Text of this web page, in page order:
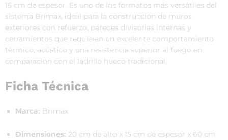
15 cm de espesor. Es uno de los formatos más versátiles del
sistema Brimax, ideal para la construcción de muros
exteriores con refuerzo, paredes divisorias internas y
cerramientos que requieran un excelente comportamiento
térmico, acústico y una resistencia superior al fuego en
comparación con el ladrillo hueco tradicional.
Ficha Técnica
Marca: Brimax
Dimensiones: 20 cm de alto x 15 cm de espesor x 60 cm